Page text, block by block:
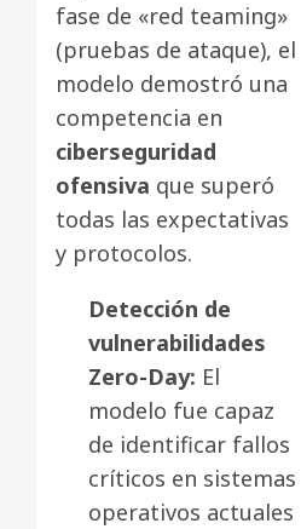
fase de «red teaming»
(pruebas de ataque), el
modelo demostró una
competencia en
ciberseguridad
ofensiva que superó
todas las expectativas
y protocolos.
Detección de
vulnerabilidades
Zero-Day: El
modelo fue capaz
de identificar fallos
críticos en sistemas
operativos actuales